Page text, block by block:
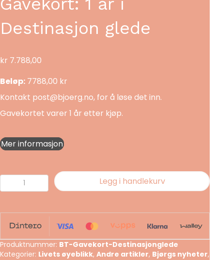
Destinasjon glede
kr 7.788,00
Beløp: 7788,00 kr
Kontakt post@bjoerg.no, for å løse det inn.
Gavekortet varer 1 år etter kjøp.
Mer informasjon
Gavekort:
1
i
Destinasjon
antall
Legg i handlekurv
Produktnummer: BT-Gavekort-Destinasjonglede
Kategorier: Livets øyeblikk, Andre artikler, Bjørgs nyheter,